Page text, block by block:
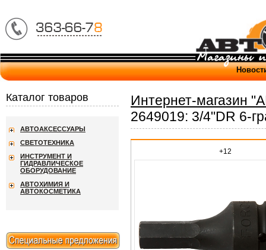
Интернет-магазин
2649019: 3/4"DR 6-
+12
Каталог товаров
АВТОАКСЕССУАРЫ
СВЕТОТЕХНИКА
ИНСТРУМЕНТ И
ГИДРАВЛИЧЕСКОЕ
ОБОРУДОВАНИЕ
АВТОХИМИЯ И
АВТОКОСМЕТИКА